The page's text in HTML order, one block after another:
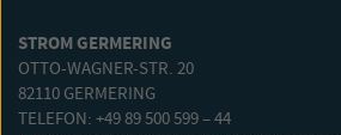
STROM GERMERING
OTTO-WAGNER-STR. 20
82110 GERMERING
TELEFON: +49 89 500 599 – 44